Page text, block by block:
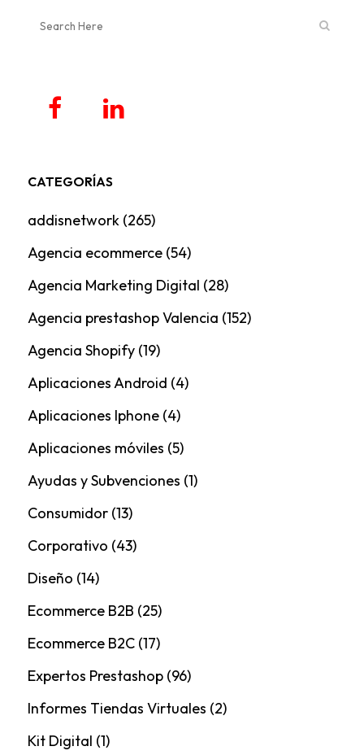
CATEGORÍAS
addisnetwork(265)
Agencia ecommerce(54)
Agencia Marketing Digital (28)
Agencia prestashop Valencia (152)
Agencia Shopify(19)
Aplicaciones Android (4)
Aplicaciones Iphone(4)
Aplicaciones móviles (5)
Ayudas y Subvenciones (1)
Consumidor(13)
Corporativo (43)
Diseño (14)
Ecommerce B2B (25)
Ecommerce B2C(17)
Expertos Prestashop(96)
Informes Tiendas Virtuales (2)
Kit Digital (1)